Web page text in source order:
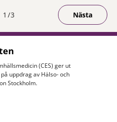
Du är på sida
1 3 Nästa
(CES) ger ut
uppdrag av Hälso- och
Stockholm.